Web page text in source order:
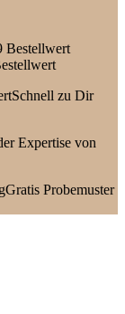
Schnell zu Dir
Expertise von
Gratis Probemuster